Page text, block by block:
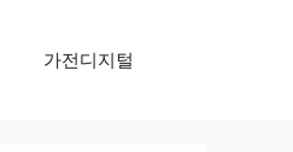
가전디지털